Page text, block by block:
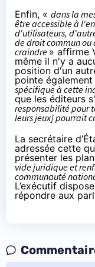
Enfin, « dans la
être accessible à
d'utilisateurs,
de droit commun ou
craindre » affirme
même il n'y a
position d'un
pointe
spécifique à cette
que les éditeurs
responsabilité pour
leurs jeux] pourrait
La secrétaire
adressée cette
présenter les
vide juridique et
communauté
L’exécutif
répondre aux